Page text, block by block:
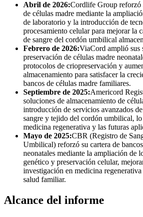
Abril de 2026:Cordlife Group reforzó
de células madre mediante la
de laboratorio y la introducción de
procesamiento celular para mejorar la
de sangre del cordón umbilical
Febrero de 2026:ViaCord amplió sus
preservación de células madre
protocolos de criopreservación y
almacenamiento para satisfacer la
bancos de células madre familiares.
Septiembre de 2025:Americord
soluciones de almacenamiento de
introducción de servicios avanzados
sangre y tejido del cordón umbilical, lo
medicina regenerativa y las futuras
Mayo de 2025:CBR (Registro de
Umbilical) reforzó su cartera de
neonatales mediante la ampliación de
genético y preservación celular,
investigación en medicina
salud familiar.
Alcance del informe